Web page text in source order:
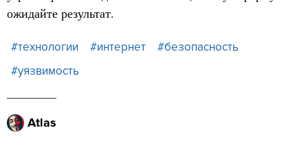
ожидайте результат.
#технологии #интернет
#безопасность
#уязвимость
Atlas